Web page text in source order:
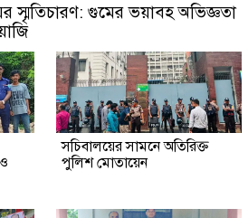
স্মৃতিচারণ: গুমের ভয়াবহ অভিজ্ঞতা
সচিবালয়ের সামনে অতিরিক্ত
পুলিশ মোতায়েন